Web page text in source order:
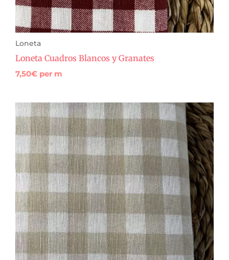
Loneta
Loneta Cuadros Blancos y Granates
7,50€ per m